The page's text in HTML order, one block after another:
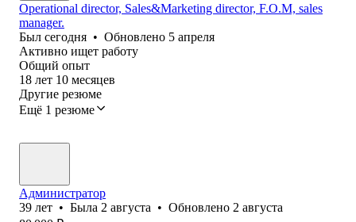
Operational director, Sales&Marketing director, F.O.M, sales
manager.
Был сегодня • Обновлено 5 апреля
Активно ищет работу
Общий опыт
18 лет 10 месяцев
Другие резюме
Ещё 1 резюме
Администратор
39 лет • Была 2 августа • Обновлено 2 августа